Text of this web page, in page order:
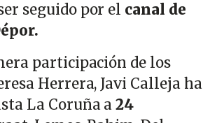
seguido por el canal de
participación de los
Herrera, Javi Calleja ha
La Coruña a24